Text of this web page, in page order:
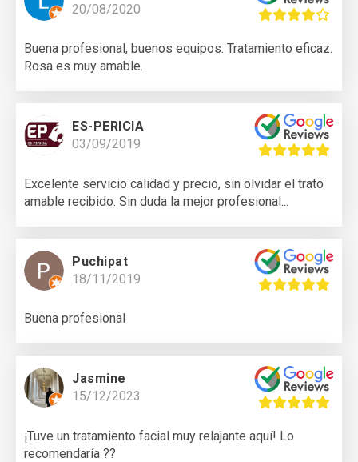
20/08/2020
Buena profesional, buenos equipos. Tratamiento eficaz.
Rosa es muy amable.
ES-PERICIA
03/09/2019
Excelente servicio calidad y precio, sin olvidar el trato
amable recibido. Sin duda la mejor profesional...
Puchipat
18/11/2019
Buena profesional
Jasmine
15/12/2023
¡Tuve un tratamiento facial muy relajante aquí! Lo
recomendaría ??